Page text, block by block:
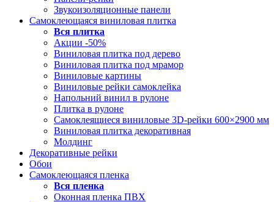
Звукоизоляционные панели
Самоклеющаяся виниловая плитка
Вся плитка
Акции -50%
Виниловая плитка под дерево
Виниловая плитка под мрамор
Виниловые картины
Виниловые рейки самоклейка
Напольний винил в рулоне
Плитка в рулоне
Самоклеящиеся виниловые 3D‑рейки 600×2900 мм
Виниловая плитка декоративная
Молдинг
Декоративные рейки
Обои
Самоклеющаяся пленка
Вся пленка
Оконная пленка ПВХ